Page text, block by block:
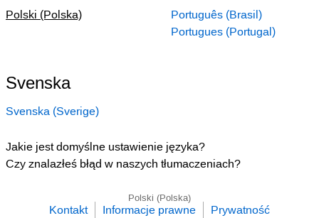
Polski (Polska)
Português (Brasil)
Portugues (Portugal)
Svenska
Svenska (Sverige)
Jakie jest domyślne ustawienie języka?
Czy znalazłeś błąd w naszych tłumaczeniach?
Polski (Polska)
Kontakt Informacje prawne Prywatność